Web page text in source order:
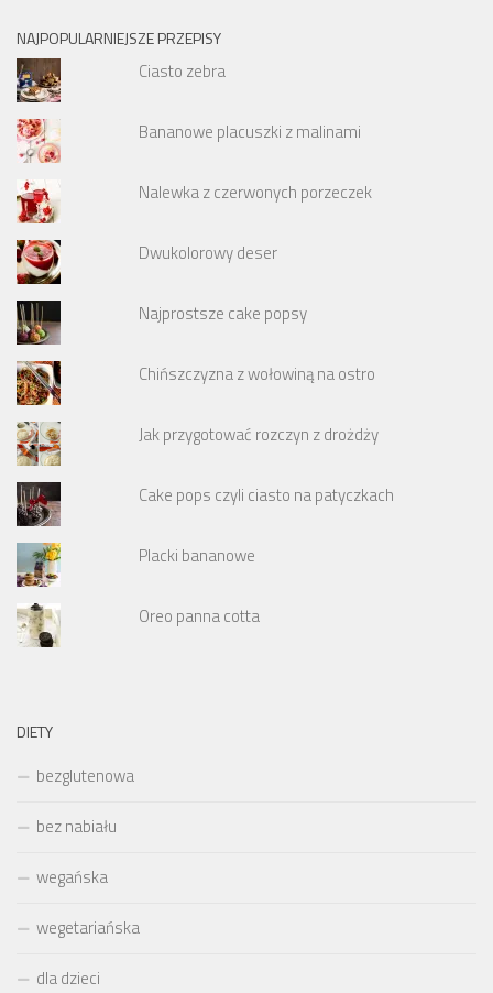
NAJPOPULARNIEJSZE PRZEPISY
Ciasto zebra
Bananowe placuszki z malinami
Nalewka z czerwonych porzeczek
Dwukolorowy deser
Najprostsze cake popsy
Chińszczyzna z wołowiną na ostro
Jak przygotować rozczyn z drożdży
Cake pops czyli ciasto na patyczkach
Placki bananowe
Oreo panna cotta
DIETY
bezglutenowa
bez nabiału
wegańska
wegetariańska
dla dzieci